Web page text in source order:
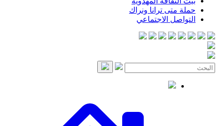
ترانا ونراك
الاجتماعي